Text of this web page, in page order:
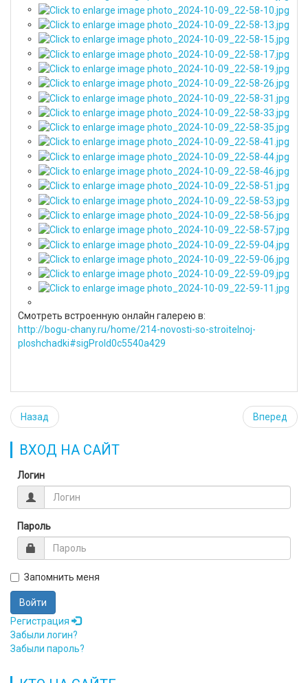
Смотреть встроенную онлайн галерею в:
http://bogu-chany.ru/home/214-novosti-so-stroitelnoj-
ploshchadki#sigProId0c5540a429
Назад Вперед
ВХОД НА САЙТ
Логин
Пароль
Запомнить меня
Войти
Регистрация
Забыли логин?
Забыли пароль?